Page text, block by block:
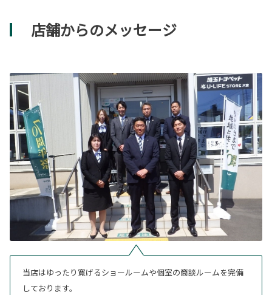
店舗からのメッセージ
当店はゆったり寛げるショールームや個室の商談ルームを完備
しております。